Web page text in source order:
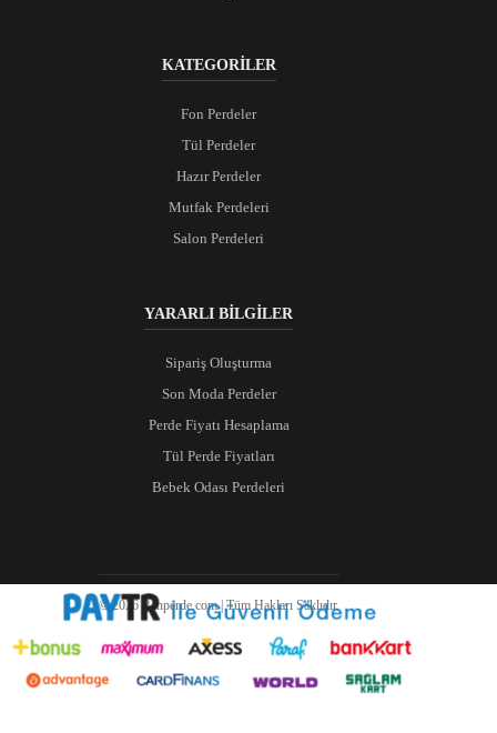
KATEGORİLER
Fon Perdeler
Tül Perdeler
Hazır Perdeler
Mutfak Perdeleri
Salon Perdeleri
YARARLI BİLGİLER
Sipariş Oluşturma
Son Moda Perdeler
Perde Fiyatı Hesaplama
Tül Perde Fiyatları
Bebek Odası Perdeleri
© 2026 Ranperde.com | Tüm Hakları Saklıdır.